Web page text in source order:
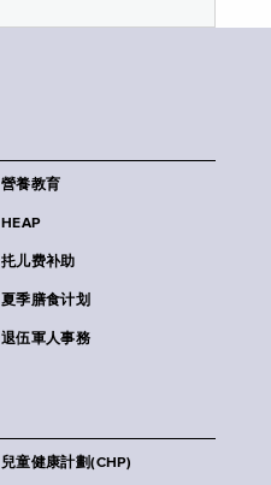
營養教育
HEAP
扥儿费补助
夏季膳食计划
退伍軍人事務
兒童健康計劃(CHP)